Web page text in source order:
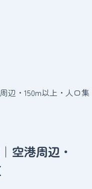
辺・150m以上・人口集
空港周辺・